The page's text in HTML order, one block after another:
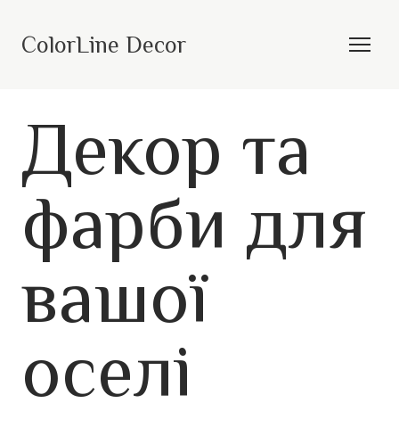
ColorLine Decor
Декор та
фарби для
вашої
оселі